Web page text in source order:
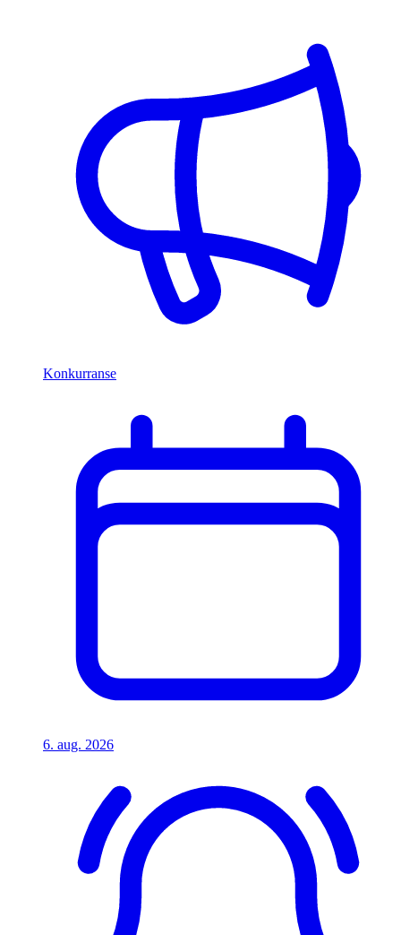
Konkurranse
6. aug. 2026